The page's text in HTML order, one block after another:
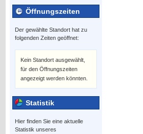
Öffnungszeiten
Der gewählte Standort hat zu
folgenden Zeiten geöffnet:
Kein Standort ausgewählt,
für den Öffnungszeiten
angezeigt werden könnten.
Statistik
Hier finden Sie eine aktuelle
Statistik unseres